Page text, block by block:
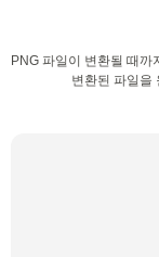
PNG 파일이 변환될 때까
변환된 파일을